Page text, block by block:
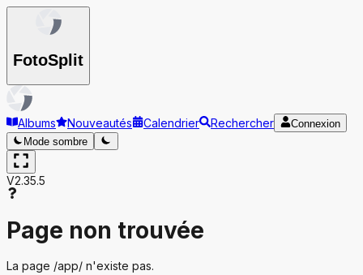
FotoSplit
Albums Nouveautés Calendrier Rechercher
Connexion
Mode sombre
V2.35.5
Page non trouvée
La page /app/ n'existe pas.